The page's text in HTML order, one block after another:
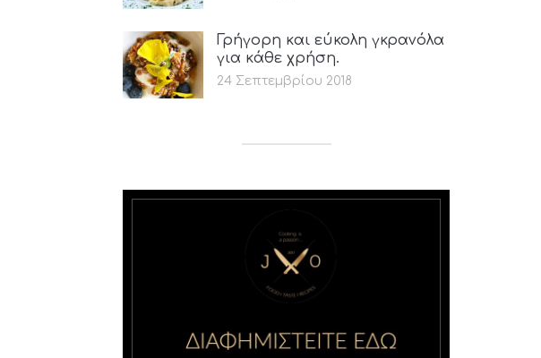
Γρήγορη και εύκολη γκρανόλα
για κάθε χρήση.
24 Σεπτεμβρίου 2018